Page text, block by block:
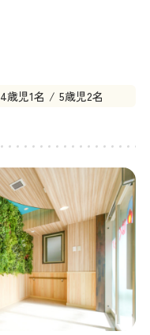
4歳児1名 5歳児2名